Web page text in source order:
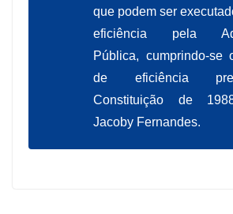
que podem ser
eficiência pela
Pública, cumprindo-se
de eficiência
Constituição de
Jacoby Fernandes.